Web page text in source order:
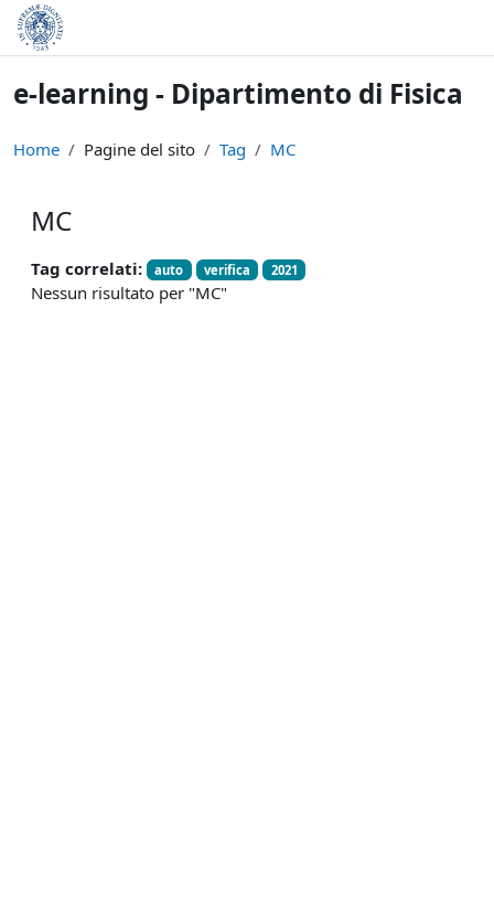
Vai al contenuto principale
e-learning - Dipartimento di Fisica
Home Pagine del sito Tag MC
MC
Tag correlati: auto verifica 2021
Nessun risultato per "MC"